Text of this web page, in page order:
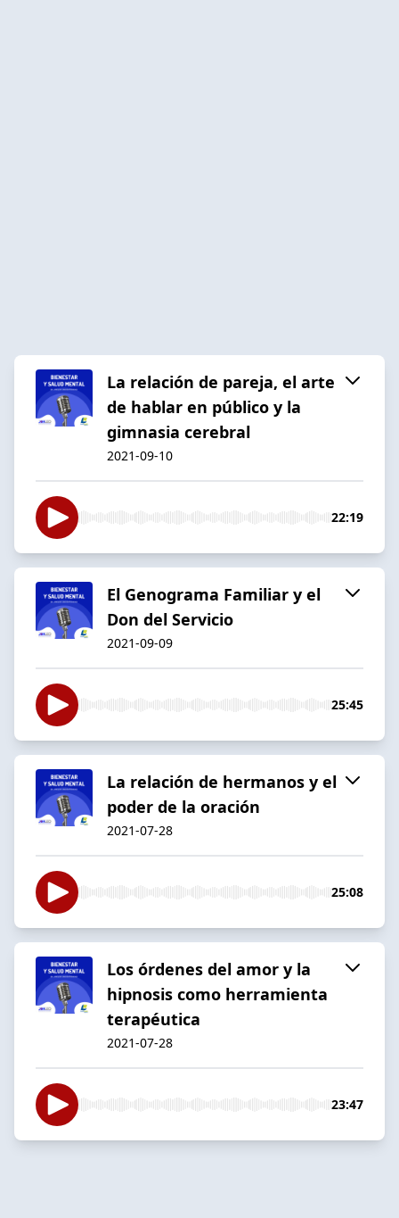
La relación de pareja, el arte
de hablar en público y la
gimnasia cerebral
2021-09-10
22:19
El Genograma Familiar y el
Don del Servicio
2021-09-09
25:45
La relación de hermanos y el
poder de la oración
2021-07-28
25:08
Los órdenes del amor y la
hipnosis como herramienta
terapéutica
2021-07-28
23:47